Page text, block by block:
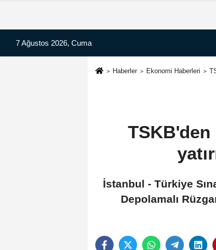
7 Ağustos 2026, Cuma
Haberler Ekonomi Haberleri
İstanbul - Türkiye
Depolamalı